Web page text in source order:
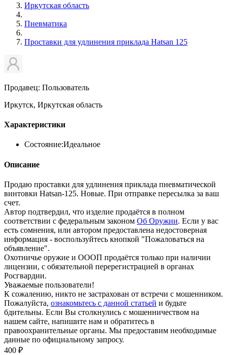
Иркутская область
Пневматика
Проставки для удлинения приклада Hatsan 125
Продавец: Пользователь
Иркутск, Иркутская область
Характеристики
Состояние:Идеальное
Описание
Продаю проставки для удлинения приклада пневматической
винтовки Hatsan-125. Новые. При отправке пересылка за ваш
счет.
Автор подтвердил, что изделие продаётся в полном
соответствии с федеральным законом Об Оружии. Если у вас
есть сомнения, или автором предоставлена недостоверная
информация - воспользуйтесь кнопкой "Пожаловаться на
объявление".
Охотничье оружие и ОООП продаётся только при наличии
лицензии, с обязательной перерегистрацией в органах
Росгвардии.
Уважаемые пользователи!
К сожалению, никто не застрахован от встречи с мошенником.
Пожалуйста, ознакомьтесь с данной статьей и будьте
бдительны. Если Вы столкнулись с мошенничеством на
нашем сайте, напишите нам и обратитесь в
правоохранительные органы. Мы предоставим необходимые
данные по официальному запросу.
400 ₽